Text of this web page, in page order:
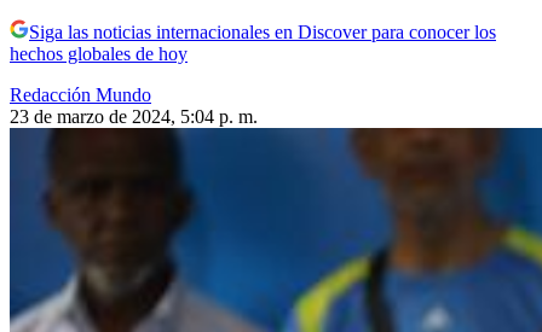
Siga las noticias internacionales en Discover para conocer los
hechos globales de hoy
Redacción Mundo
23 de marzo de 2024, 5:04 p. m.